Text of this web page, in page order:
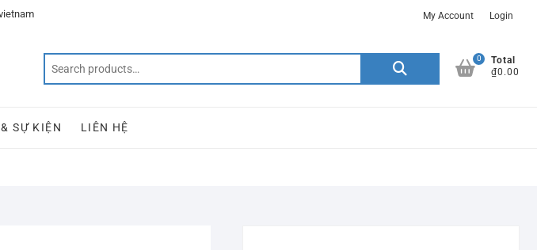
My Account Login
Search
0
Total
₫0.00
SỰ KIỆN LIÊN HỆ